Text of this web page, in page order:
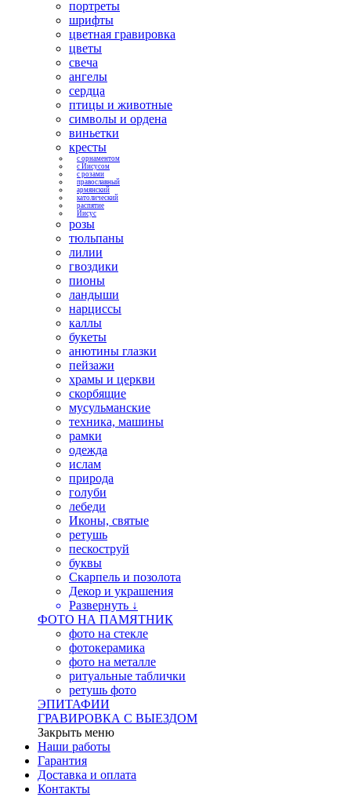
портреты
шрифты
цветная гравировка
цветы
свеча
ангелы
сердца
птицы и животные
символы и ордена
виньетки
кресты
с орнаментом
с Иисусом
с розами
православный
армянский
католический
распятие
Иисус
розы
тюльпаны
лилии
гвоздики
пионы
ландыши
нарциссы
каллы
букеты
анютины глазки
пейзажи
храмы и церкви
скорбящие
мусульманские
техника, машины
рамки
одежда
ислам
природа
голуби
лебеди
Иконы, святые
ретушь
пескоструй
буквы
Скарпель и позолота
Декор и украшения
Развернуть ↓
ФОТО НА ПАМЯТНИК
фото на стекле
фотокерамика
фото на металле
ритуальные таблички
ретушь фото
ЭПИТАФИИ
ГРАВИРОВКА С ВЫЕЗДОМ
Закрыть меню
Наши работы
Гарантия
Доставка и оплата
Контакты